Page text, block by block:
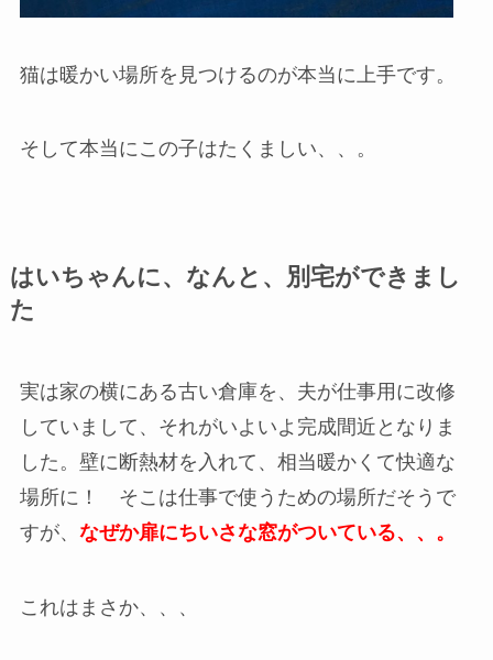
猫は暖かい場所を見つけるのが本当に上手です。
そして本当にこの子はたくましい、、。
はいちゃんに、なんと、別宅ができまし
た
実は家の横にある古い倉庫を、夫が仕事用に改修
していまして、それがいよいよ完成間近となりま
した。壁に断熱材を入れて、相当暖かくて快適な
場所に！ そこは仕事で使うための場所だそうで
すが、 なぜか扉にちいさな窓がついている、、。
これはまさか、、、